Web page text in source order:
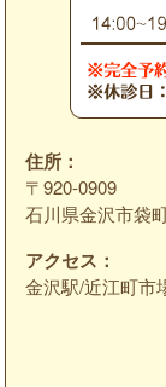
住所：
〒920-0909
石川県金沢市袋
アクセス：
金沢駅/近江町市